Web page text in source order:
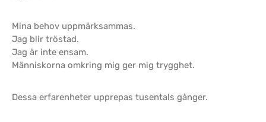
Mina behov uppmärksammas.
Jag blir tröstad.
Jag är inte ensam.
Människorna omkring mig ger mig trygghet.
Dessa erfarenheter upprepas tusentals gånger.